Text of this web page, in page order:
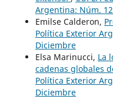
Argentina: Núm.
Emilse Calderon,
Política Exterior
Diciembre
Elsa Marinucci, La
cadenas globales
Política Exterior
Diciembre